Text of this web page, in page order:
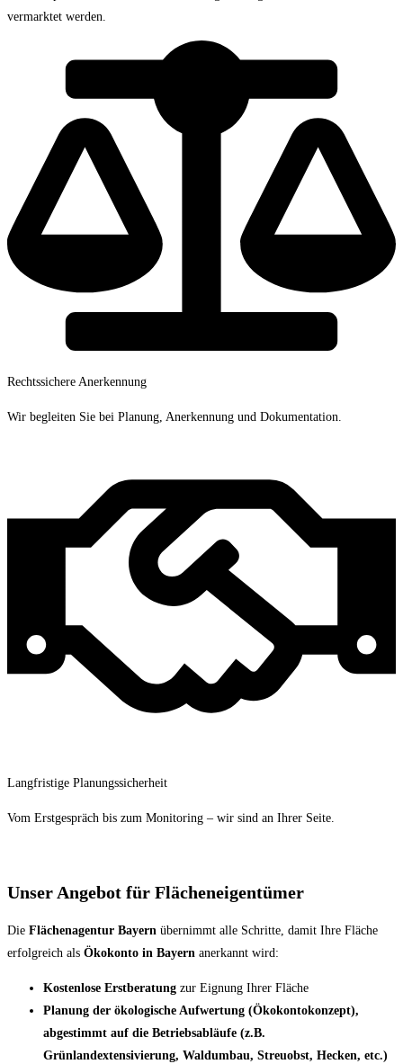
vermarktet werden.
Rechtssichere Anerkennung
Wir begleiten Sie bei Planung, Anerkennung und Dokumentation.
Langfristige Planungssicherheit
Vom Erstgespräch bis zum Monitoring – wir sind an Ihrer Seite.
Unser Angebot für Flächeneigentümer
Die Flächenagentur Bayern übernimmt alle Schritte, damit Ihre Fläche
erfolgreich als Ökokonto in Bayern anerkannt wird:
Kostenlose Erstberatung zur Eignung Ihrer Fläche
Planung der ökologische Aufwertung (Ökokontokonzept),
abgestimmt auf die Betriebsabläufe (z.B.
Grünlandextensivierung, Waldumbau, Streuobst, Hecken, etc.)